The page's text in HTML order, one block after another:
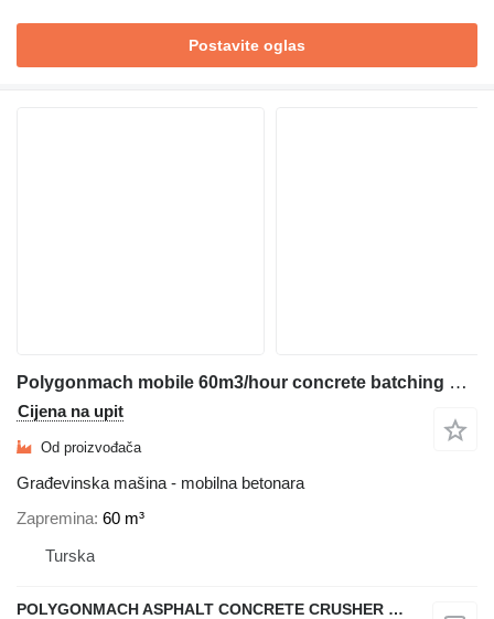
Postavite oglas
Polygonmach mobile 60m3/hour concrete batching plant
Cijena na upit
Od proizvođača
Građevinska mašina - mobilna betonara
Zapremina 60 m³
Turska
POLYGONMACH ASPHALT CONCRETE CRUSHER SYSTEMS